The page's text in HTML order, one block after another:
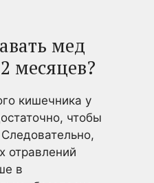
мед
месяцев?
кишечника у
чтобы
отравлений
в